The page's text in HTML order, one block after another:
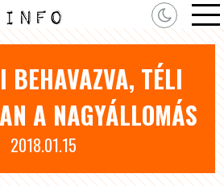
BEHAVAZVA, TÉLI
A NAGYÁLLOMÁS
2018.01.15